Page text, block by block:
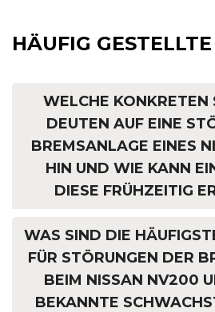
HÄUFIG
WELCHE KONKRETEN
DEUTEN AUF EINE
BREMSANLAGE EINES
HIN UND WIE KANN
DIESE FRÜHZEITIG
WAS SIND DIE
FÜR STÖRUNGEN DER
BEIM NISSAN NV200
BEKANNTE